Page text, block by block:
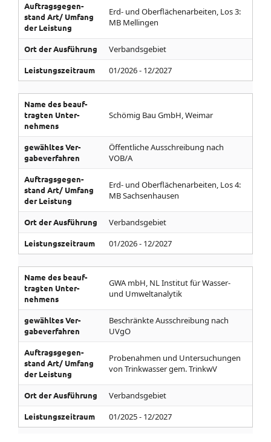
Auf­trags­gegen­
stand­ Art/­ Umfang
der Leistung
Erd- und Oberflächenarbeiten, Los 3:
MB Mellingen
Ort der Aus­führung Verbandsgebiet
Leistungs­zeitraum 01/2026 - 12/2027
Name des be­auf­
tragten Unter­
nehmens
Schömig Bau GmbH, Weimar
gewähltes Ver­
gabe­ver­fahren
Öffentliche Ausschreibung nach
VOB/A
Auf­trags­gegen­
stand­ Art/­ Umfang
der Leistung
Erd- und Oberflächenarbeiten, Los 4:
MB Sachsenhausen
Ort der Aus­führung Verbandsgebiet
Leistungs­zeitraum 01/2026 - 12/2027
Name des be­auf­
tragten Unter­
nehmens
GWA mbH, NL Institut für Wasser-
und Umweltanalytik
gewähltes Ver­
gabe­ver­fahren
Beschränkte Ausschreibung nach
UVgO
Auf­trags­gegen­
stand­ Art/­ Umfang
der Leistung
Probenahmen und Untersuchungen
von Trinkwasser gem. TrinkwV
Ort der Aus­führung Verbandsgebiet
Leistungs­zeitraum 01/2025 - 12/2027